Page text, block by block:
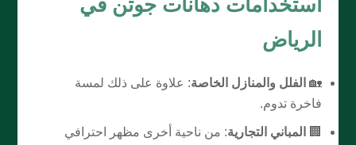
استخدامات دهانات جوتن في
الرياض
🏡 الفلل والمنازل الخاصة: علاوة على ذلك لمسة
فاخرة تدوم.
🏢 المباني التجارية: من ناحية أخرى مظهر احترافي